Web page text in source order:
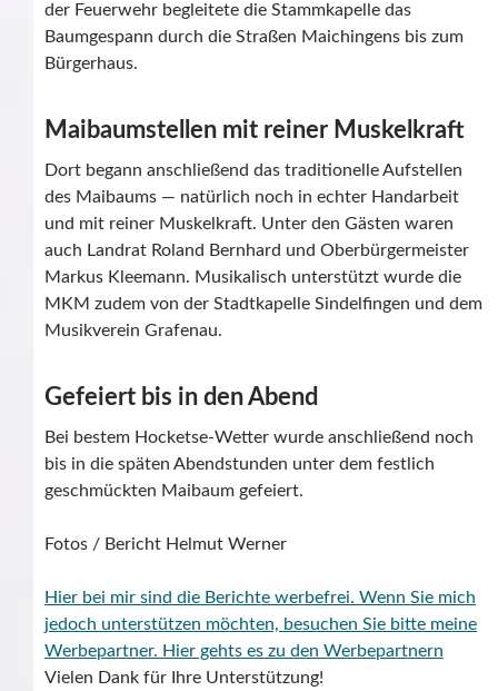
der Feuerwehr begleitete die Stammkapelle das
Baumgespann durch die Straßen Maichingens bis zum
Bürgerhaus.
Maibaumstellen mit reiner Muskelkraft
Dort begann anschließend das traditionelle Aufstellen
des Maibaums — natürlich noch in echter Handarbeit
und mit reiner Muskelkraft. Unter den Gästen waren
auch Landrat Roland Bernhard und Oberbürgermeister
Markus Kleemann. Musikalisch unterstützt wurde die
MKM zudem von der Stadtkapelle Sindelfingen und dem
Musikverein Grafenau.
Gefeiert bis in den Abend
Bei bestem Hocketse-Wetter wurde anschließend noch
bis in die späten Abendstunden unter dem festlich
geschmückten Maibaum gefeiert.
Fotos / Bericht Helmut Werner
Hier bei mir sind die Berichte werbefrei. Wenn Sie mich
jedoch unterstützen möchten, besuchen Sie bitte meine
Werbepartner. Hier gehts es zu den Werbepartnern
Vielen Dank für Ihre Unterstützung!